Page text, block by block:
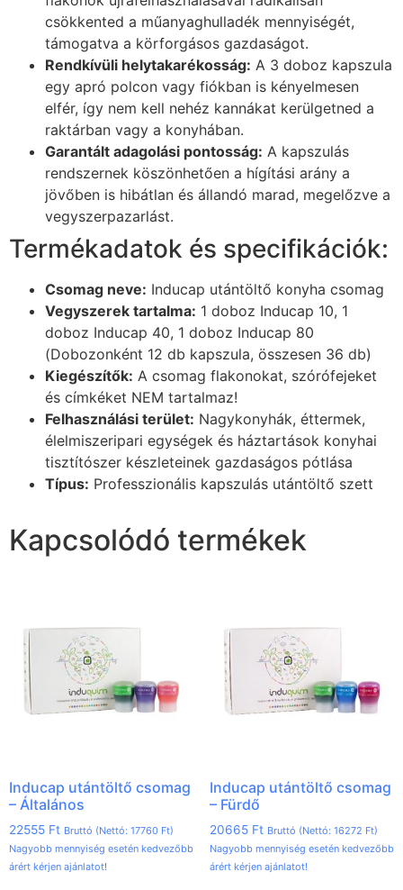
csökkented a műanyaghulladék mennyiségét,
támogatva a körforgásos gazdaságot.
Rendkívüli helytakarékosság: A 3 doboz kapszula
egy apró polcon vagy fiókban is kényelmesen
elfér, így nem kell nehéz kannákat kerülgetned a
raktárban vagy a konyhában.
Garantált adagolási pontosság: A kapszulás
rendszernek köszönhetően a hígítási arány a
jövőben is hibátlan és állandó marad, megelőzve a
vegyszerpazarlást.
Termékadatok és specifikációk:
Csomag neve: Inducap utántöltő konyha csomag
Vegyszerek tartalma: 1 doboz Inducap 10, 1
doboz Inducap 40, 1 doboz Inducap 80
(Dobozonként 12 db kapszula, összesen 36 db)
Kiegészítők: A csomag flakonokat, szórófejeket
és címkéket NEM tartalmaz!
Felhasználási terület: Nagykonyhák, éttermek,
élelmiszeripari egységek és háztartások konyhai
tisztítószer készleteinek gazdaságos pótlása
Típus: Professzionális kapszulás utántöltő szett
Kapcsolódó termékek
Inducap utántöltő csomag
– Általános
22555 Ft Bruttó (Nettó: 17760 Ft)
Nagyobb mennyiség esetén kedvezőbb
árért kérjen ajánlatot!
Inducap utántöltő csomag
– Fürdő
20665 Ft Bruttó (Nettó: 16272 Ft)
Nagyobb mennyiség esetén kedvezőbb
árért kérjen ajánlatot!